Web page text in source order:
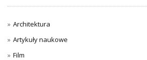
Architektura
Artykuły naukowe
Film